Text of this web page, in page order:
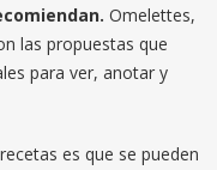
Omelettes,
las propuestas que
para ver, anotar y
es que se pueden